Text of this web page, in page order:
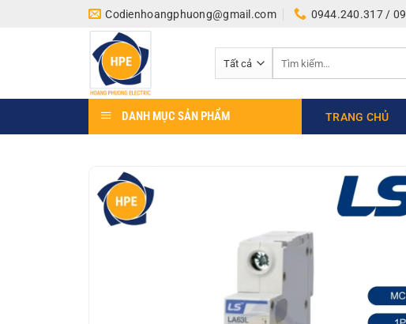
Codienhoangphuong@gmail.com 0944.240.317 /
kiếm:
DANH MỤC SẢN PHẨM TRANG CHỦ